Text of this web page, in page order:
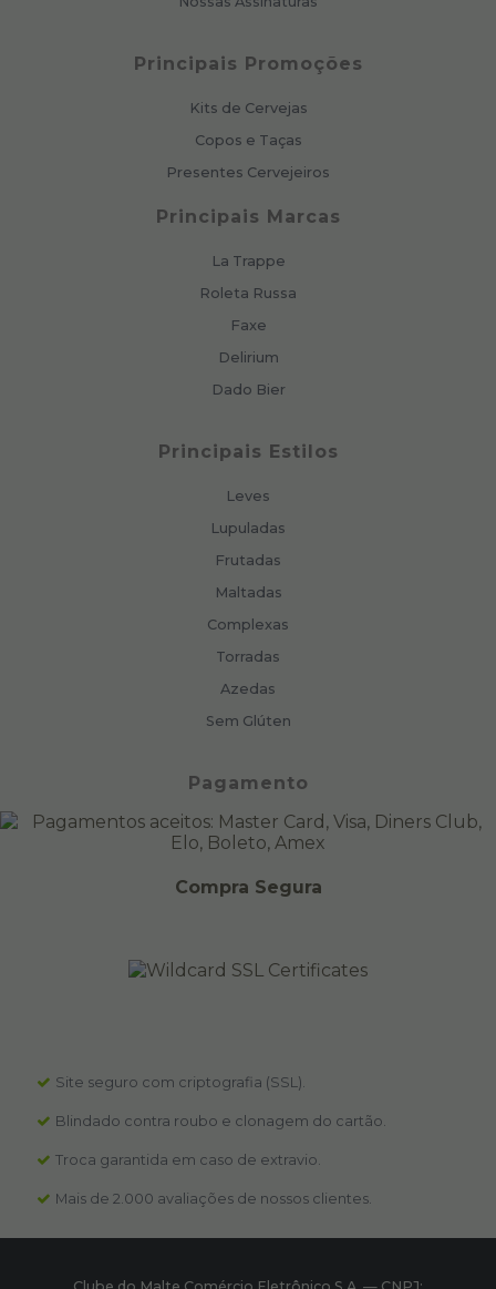
Principais Promoções
Kits de Cervejas
Copos e Taças
Presentes Cervejeiros
Principais Marcas
La Trappe
Roleta Russa
Faxe
Delirium
Dado Bier
Principais Estilos
Leves
Lupuladas
Frutadas
Maltadas
Complexas
Torradas
Azedas
Sem Glúten
Pagamento
Compra Segura
Site seguro com criptografia (SSL).
Blindado contra roubo e clonagem do cartão.
Troca garantida em caso de extravio.
Mais de 2.000 avaliações de nossos clientes.